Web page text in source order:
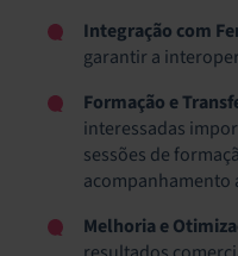
Integração com
garantir a
Formação e
interessadas
sessões de
acompanhamento
Melhoria e